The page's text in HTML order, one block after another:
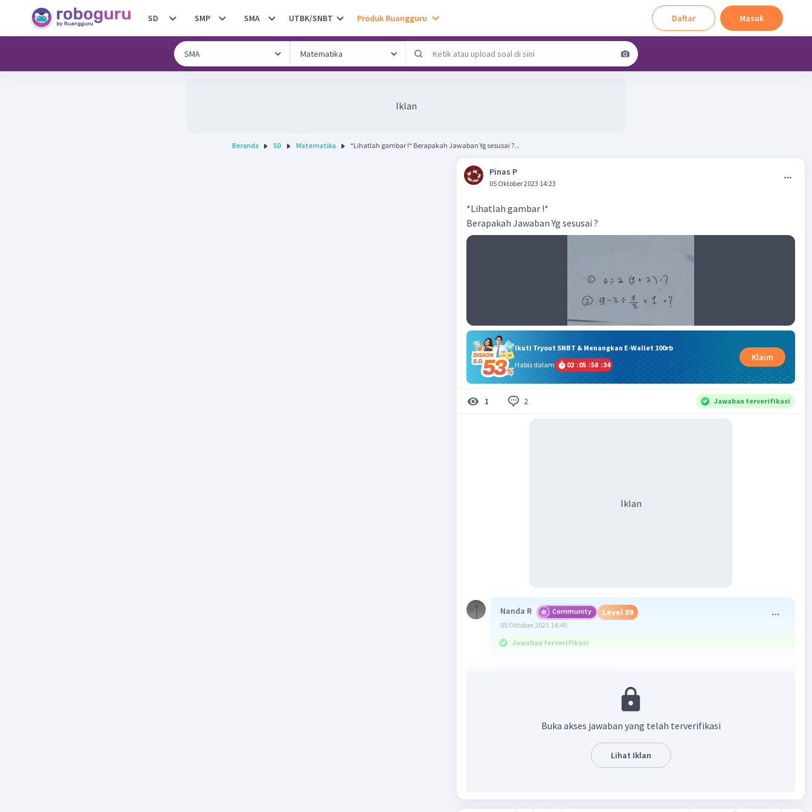
SD SMP SMA UTBK/SNBT Produk Ruangguru Daftar Masuk
Iklan
Beranda SD Matematika *Lihatlah gambar !* Berapakah Jawaban Yg sesusai ?...
Pinas P
05 Oktober 2023 14:23
*Lihatlah gambar !*
Berapakah Jawaban Yg sesusai ?
Ikuti Tryout SNBT & Menangkan E-Wallet 100rb
Habis dalam
02 :05 :58 :33
Klaim
1 2 Jawaban terverifikasi
Iklan
Nanda R Community Level 89
05 Oktober 2023 14:40
Jawaban terverifikasi
2. 9-3 : 1/3 + 1 = 9-3 ×3/1 + 1 = 9-9 + 1 = 1.
Buka akses jawaban yang telah terverifikasi
Lihat Iklan